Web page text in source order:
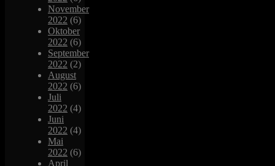
November
2022 (6)
Oktober
2022 (6)
September
2022 (2)
August
2022 (6)
Juli
2022 (4)
Juni
2022 (4)
Mai
2022 (6)
April